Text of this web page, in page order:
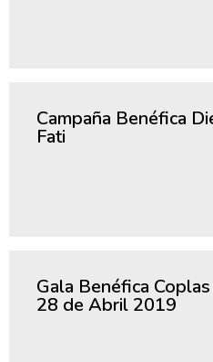
Campaña Benéfica
Fati
Gala Benéfica
28 de Abril 2019